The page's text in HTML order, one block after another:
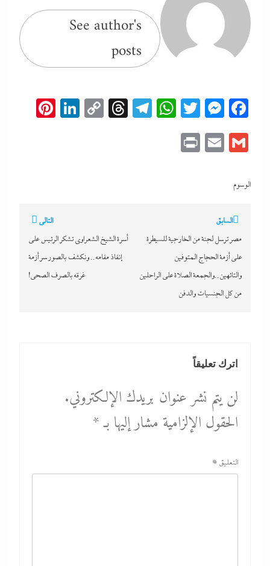
See author's
posts
Facebook
Messenger
Twitter
WhatsApp
Telegram
Threads
Copy
Gmail
Email
الوسوم
تصفّح
المقالات
السابق
مصر ترسل لجنة من الخارجية للسيطرة
على أزمة الحجاج المتوفين
والتائهين..والجمعة الصلاة على الراحلين
من كل الجنسيات والدفن
التالي
أسرة الشيخ الشعراوي تشكر الرئيس على
إنقاذ مقامه.. ونكشف بالصور سر أزمة
غرقه بالصرف الصحى!
اترك تعليقاً
لن يتم نشر عنوان بريدك الإلكتروني.
الحقول الإلزامية مشار إليها بـ*
التعليق *